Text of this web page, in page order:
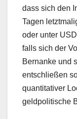
dass sich den
Tagen
oder unter
falls sich der
Bernanke und
entschließen
quantitativer
geldpolitische